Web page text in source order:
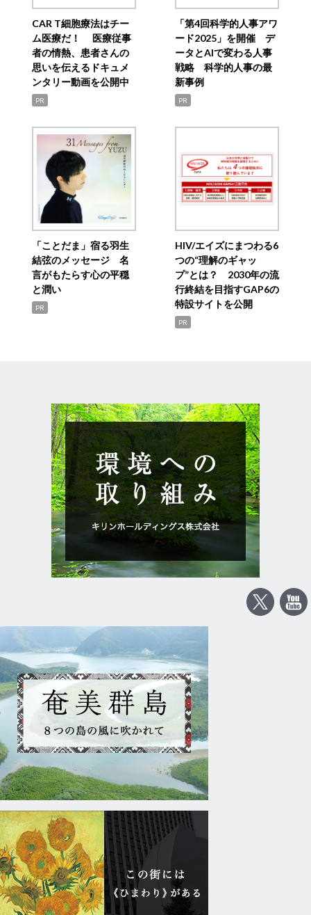
CAR T細胞療法はチー
ム医療だ！ 医療従事
者の情熱、患者さんの
思いを伝えるドキュメ
ンタリー動画を公開中
PR
「第4回科学的人事アワ
ード2025」を開催 デ
ータとAIで変わる人事
戦略 科学的人事の最
新事例
PR
「ことだま」宿る羽生
結弦のメッセージ 名
言がもたらす心の平穏
と潤い
PR
HIV/エイズにまつわる6
つの“理解のギャッ
プ”とは？ 2030年の流
行終結を目指すGAP6の
特設サイトを公開
PR